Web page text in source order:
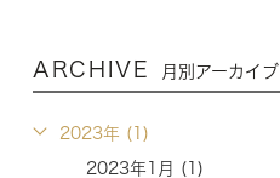
ARCHIVE 月別アーカイブ
2023年 (1)
2023年1月 (1)